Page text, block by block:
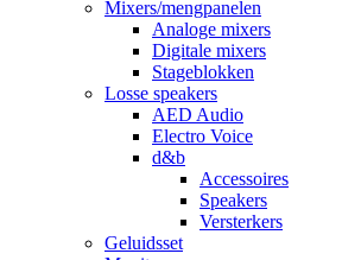
Mixers/mengpanelen
Analoge mixers
Digitale mixers
Stageblokken
Losse speakers
AED Audio
Electro Voice
d&b
Accessoires
Speakers
Versterkers
Geluidsset